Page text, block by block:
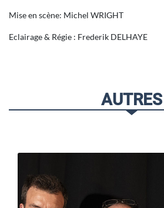
Mise en scène: Michel WRIGHT
Eclairage & Régie : Frederik DELHAYE
AUTRES